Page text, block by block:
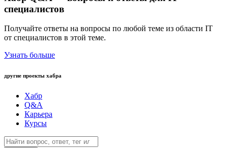
специалистов
Получайте ответы на вопросы по любой теме из области IT
от специалистов в этой теме.
Узнать больше
другие проекты хабра
Хабр
Q&A
Карьера
Курсы